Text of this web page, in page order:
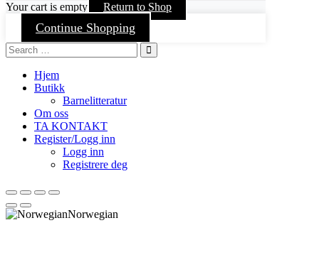
Your cart is empty Return to Shop
Continue Shopping
Hjem
Butikk
Barnelitteratur
Om oss
TA KONTAKT
Register/Logg inn
Logg inn
Registrere deg
Norwegian